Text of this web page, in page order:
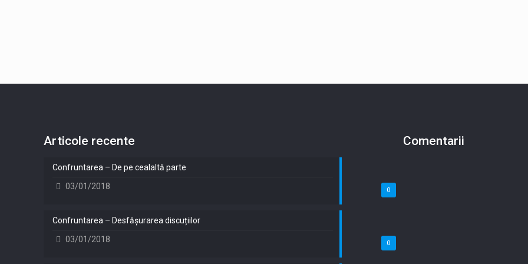
Articole recente
0
Confruntarea – De pe cealaltă parte
03/01/2018
0
Confruntarea – Desfășurarea discuțiilor
03/01/2018
Comentarii